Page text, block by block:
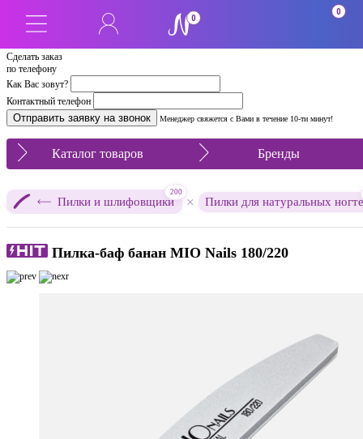
Сделать заказ
по телефону
Как Вас зовут?
Контактный телефон
Менеджер свяжется с Вами в течение 10-ти минут!
0
0
Каталог товаров Бренды
Пилки и шлифовщики
200
× Пилки для натуральных
Пилка-баф банан MIO Nails 180/220